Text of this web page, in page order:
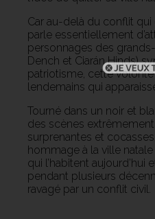
Car au-delà du conflit
parle essentiellement
personnages des
Dench et Ciarán Hinds)
patriotisme, cette
lendemains qui
Tourné dans un noir et
des scènes
surprenantes et cocasses,
hommage à la ville
qui l’habitent aujourd’hui
pendant plusieurs
ravagé par un conflit civil.